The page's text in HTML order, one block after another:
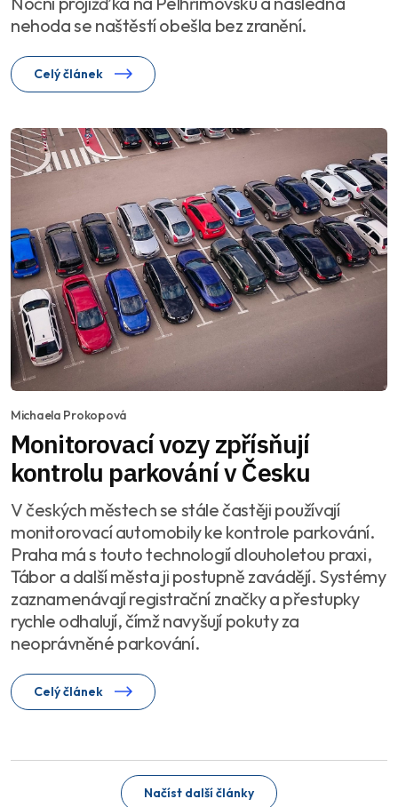
nehoda se naštěstí obešla bez zranění.
Celý článek
Michaela Prokopová
Monitorovací vozy zpřísňují
kontrolu parkování v Česku
V českých městech se stále častěji používají
monitorovací automobily ke kontrole parkování.
Praha má s touto technologií dlouholetou praxi,
Tábor a další města ji postupně zavádějí. Systémy
zaznamenávají registrační značky a přestupky
rychle odhalují, čímž navyšují pokuty za
neoprávněné parkování.
Celý článek